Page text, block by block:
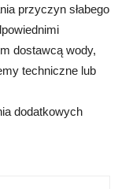
przyczyn słabego
dostawcą wody,
techniczne lub
dodatkowych